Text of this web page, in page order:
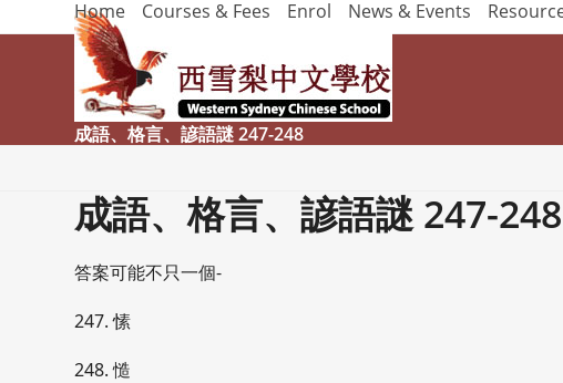
to
Home Courses & Fees Enrol News & Events
成語、格言、諺語謎 247-248
成語、格言、諺語謎 247-248
答案可能不只一個-
247. 愫
248. 慥